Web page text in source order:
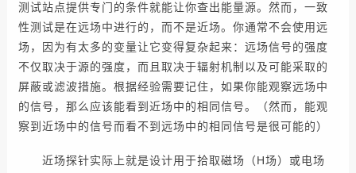
测试站点提供专门的条件就能让你查出能量源。然而，一致
性测试是在远场中进行的，而不是近场。你通常不会使用远
场，因为有太多的变量让它变得复杂起来：远场信号的强度
不仅取决于源的强度，而且取决于辐射机制以及可能采取的
屏蔽或滤波措施。根据经验需要记住，如果你能观察远场中
的信号，那么应该能看到近场中的相同信号。（然而，能观
察到近场中的信号而看不到远场中的相同信号是很可能的）
近场探针实际上就是设计用于拾取磁场（H场）或电场